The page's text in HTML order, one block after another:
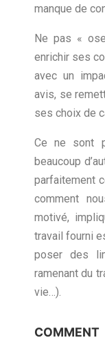
manque de
Ne pas «
enrichir ses
avec un
avis, se
ses choix de
Ce ne sont
beaucoup
parfaitement
comment
motivé,
travail fourni
poser des
ramenant du
vie…).